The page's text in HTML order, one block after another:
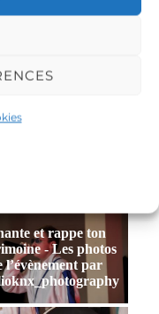
et rappe ton
l’évènement par
et rappe ton
- Les photos
l’évènement par